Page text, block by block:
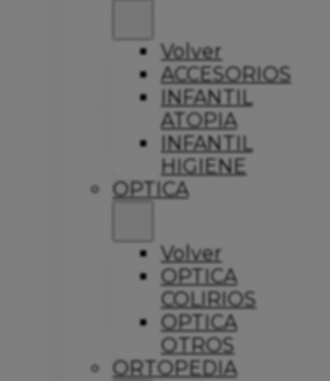
Volver
ACCESORIOS
INFANTIL
ATOPIA
INFANTIL
HIGIENE
OPTICA
Volver
OPTICA
COLIRIOS
OPTICA
OTROS
ORTOPEDIA